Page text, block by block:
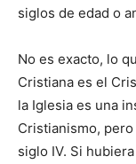
siglos de edad o
No es exacto, lo
Cristiana es el
la Iglesia es una
Cristianismo,
siglo IV. Si